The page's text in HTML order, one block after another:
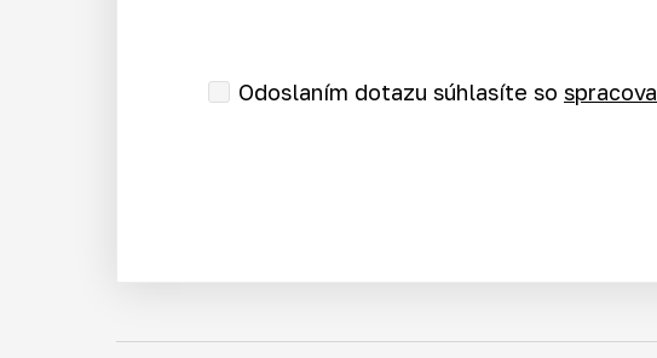
Odoslaním dotazu súhlasíte so